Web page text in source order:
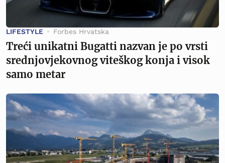
LIFESTYLE Forbes Hrvatska
Treći unikatni Bugatti nazvan je po vrsti
srednjovjekovnog viteškog konja i visok
samo metar